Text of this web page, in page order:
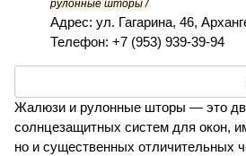
рулонные шторы /
Адрес: ул. Гагарина, 46,
Телефон: +7 (953) 939-39-94
Жалюзи и рулонные шторы — это
солнцезащитных систем для окон,
но и существенных отличительных